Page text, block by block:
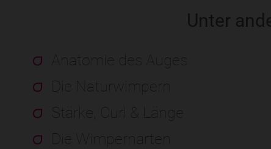
Unter
Anatomie des Auges
Die Naturwimpern
Stärke, Curl & Länge
Die Wimpernarten